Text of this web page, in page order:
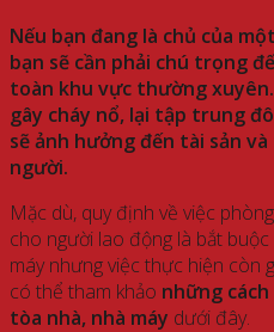
Nếu bạn đang là chủ của
bạn sẽ cần phải chú trọng
toàn khu vực thường
gây cháy nổ, lại tập trung
sẽ ảnh hưởng đến tài sản
người.
Mặc dù, quy định về việc
cho người lao động là bắt
máy nhưng việc thực hiện còn
có thể tham khảo những
tòa nhà, nhà máy dưới đây.